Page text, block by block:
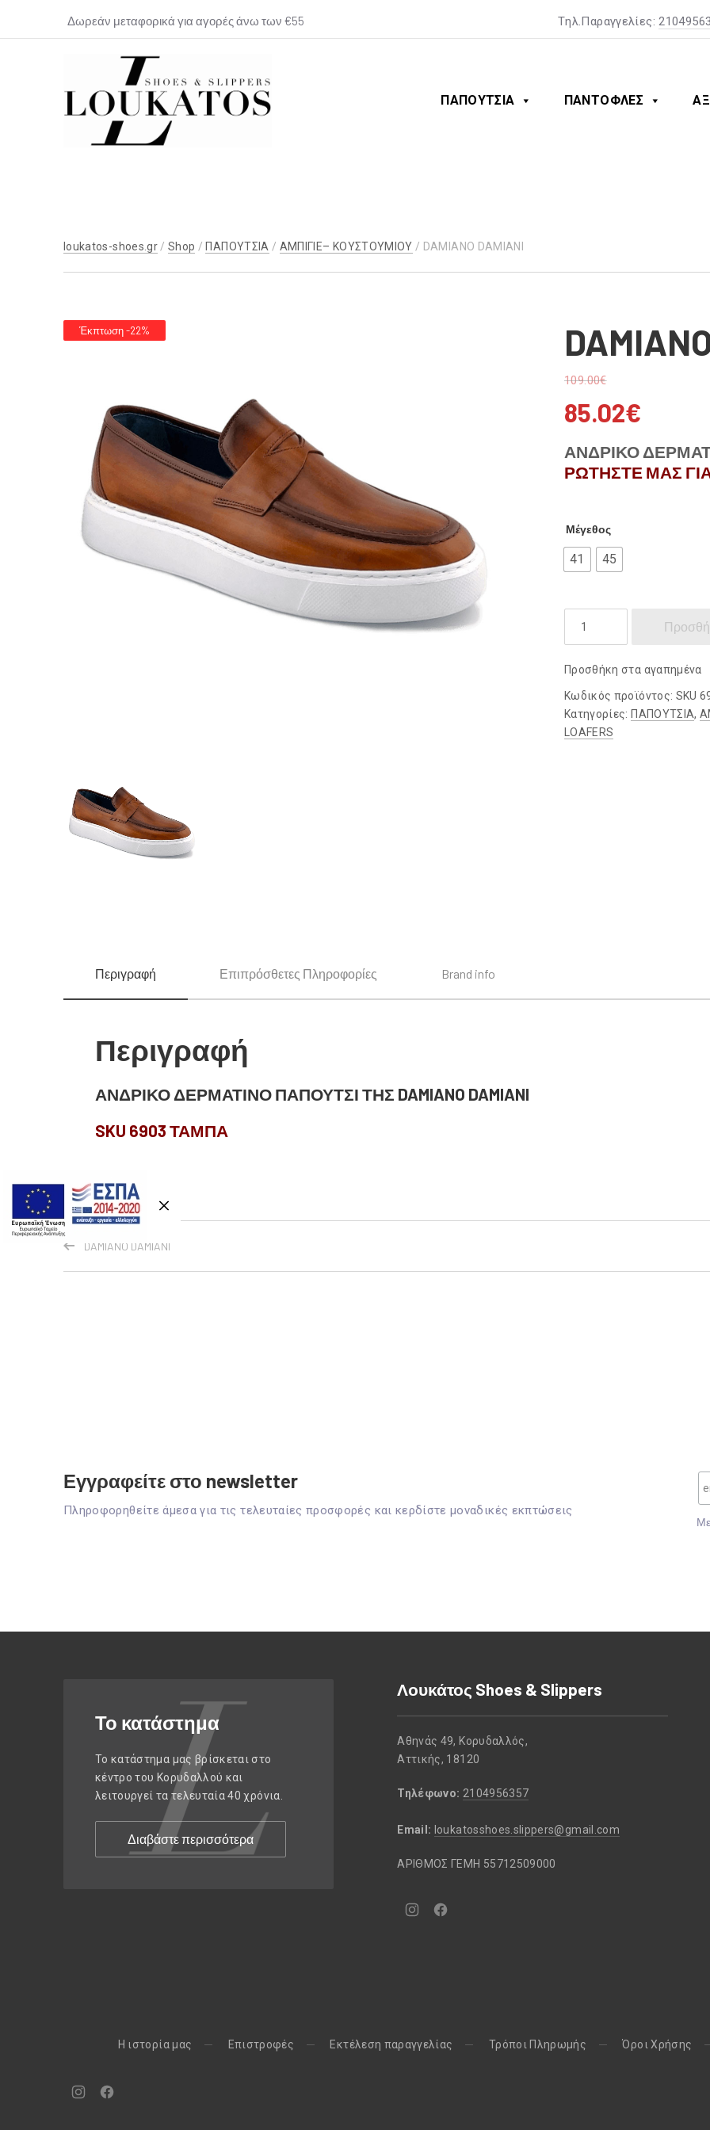
Δωρεάν μεταφορικά για αγορές άνω των €55 Tηλ.Παραγγελίες:
loukatos-
shoes.gr
ΠΑΠΟΥΤΣΙΑ ΠΑΝΤΟΦΛΕΣ
loukatos-shoes.gr/Shop / ΠΑΠΟΥΤΣΙΑ / ΑΜΠΙΓΙΕ– ΚΟΥΣΤΟΥΜΙΟΥ / DAMIANO DAMIANI
Έκπτωση -22%
109.00€
85.02€
ΑΝΔΡΙΚΟ
ΡΩΤΗΣΤΕ ΜΑΣ
Μέγεθος
41 45
DAMIANI
Προσθήκη στα αγαπημένα
Κωδικός προϊόντος: SKU
Κατηγορίες: ΠΑΠΟΥΤΣΙΑ,
LOAFERS
Περιγραφή Επιπρόσθετες Πληροφορίες Brand info
Περιγραφή
ΑΝΔΡΙΚΟ ΔΕΡΜΑΤΙΝΟ ΠΑΠΟΥΤΣΙ ΤΗΣ DAMIANO DAMIANI
SKU 6903 ΤΑΜΠΑ
DAMIANO DAMIANI
Εγγραφείτε στο newsletter
Πληροφορηθείτε άμεσα για τις τελευταίες προσφορές και κερδίστε μοναδικές εκπτώσεις
Το κατάστημα
Το κατάστημα μας βρίσκεται στο
κέντρο του Κορυδαλλού και
λειτουργεί τα τελευταία 40 χρόνια.
Διαβάστε περισσότερα
Λουκάτος Shoes & Slippers
Αθηνάς 49, Κορυδαλλός,
Αττικής, 18120
Τηλέφωνο: 2104956357
Email: loukatosshoes.slippers@gmail.com
ΑΡΙΘΜΟΣ ΓΕΜΗ 55712509000
Νέο
Νέο
H ιστορία μας Eπιστροφές Εκτέλεση παραγγελίας Τρόποι Πληρωμής Όροι Χρήσης
Νέο
Νέο